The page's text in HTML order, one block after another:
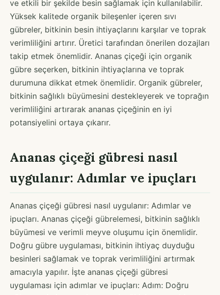
ve etkili bir şekilde besin sağlamak için kullanılabilir.
Yüksek kalitede organik bileşenler içeren sıvı
gübreler, bitkinin besin ihtiyaçlarını karşılar ve toprak
verimliliğini artırır. Üretici tarafından önerilen dozajları
takip etmek önemlidir. Ananas çiçeği için organik
gübre seçerken, bitkinin ihtiyaçlarına ve toprak
durumuna dikkat etmek önemlidir. Organik gübreler,
bitkinin sağlıklı büyümesini destekleyerek ve toprağın
verimliliğini artırarak ananas çiçeğinin en iyi
potansiyelini ortaya çıkarır.
Ananas çiçeği gübresi nasıl
uygulanır: Adımlar ve ipuçları
Ananas çiçeği gübresi nasıl uygulanır: Adımlar ve
ipuçları. Ananas çiçeği gübrelemesi, bitkinin sağlıklı
büyümesi ve verimli meyve oluşumu için önemlidir.
Doğru gübre uygulaması, bitkinin ihtiyaç duyduğu
besinleri sağlamak ve toprak verimliliğini artırmak
amacıyla yapılır. İşte ananas çiçeği gübresi
uygulaması için adımlar ve ipuçları: Adım: Doğru